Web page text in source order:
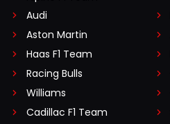
Audi
Aston Martin
Haas F1 Team
Racing Bulls
Williams
Cadillac F1 Team